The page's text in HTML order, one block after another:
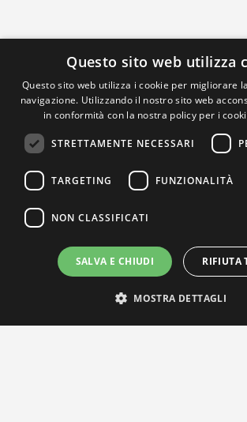
Questo sito web utilizza
Questo sito web utilizza i cookie per migliorare
navigazione. Utilizzando il nostro sito web
in conformità con la nostra policy per i
STRETTAMENTE NECESSARI
TARGETING FUNZIONALITÀ
NON CLASSIFICATI
SALVA E CHIUDI RIFIUTA
MOSTRA DETTAGLI